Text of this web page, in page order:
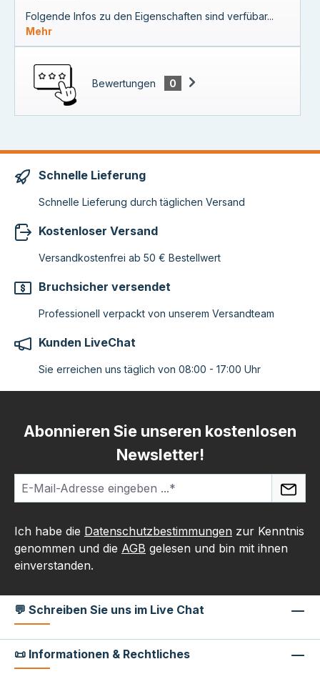
Folgende Infos zu den Eigenschaften sind verfübar...
Mehr
Bewertungen 0
Schnelle Lieferung
Schnelle Lieferung durch täglichen Versand
Kostenloser Versand
Versandkostenfrei ab 50 € Bestellwert
Bruchsicher versendet
Professionell verpackt von unserem Versandteam
Kunden LiveChat
Sie erreichen uns täglich von 08:00 - 17:00 Uhr
Abonnieren Sie unseren kostenlosen
Newsletter!
Ich habe die Datenschutzbestimmungen zur Kenntnis
genommen und die AGB gelesen und bin mit ihnen
einverstanden.
💬 Schreiben Sie uns im Live Chat
📜 Informationen & Rechtliches